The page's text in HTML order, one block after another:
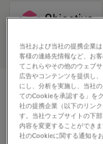
技術仕様
製品番号
当社および当社の提携企業
客様の連絡先情報など、お
てこれらやその他のウェブ
広告やコンテンツを提供し
にし、分析を実施し、当社
てのCookieを承認する」を
社の提携企業（以下のリン
す。当社ウェブサイトの下
内容を変更することができ
社のCookieに関する通知を